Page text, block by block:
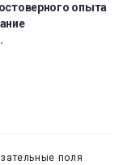
опыта
поля